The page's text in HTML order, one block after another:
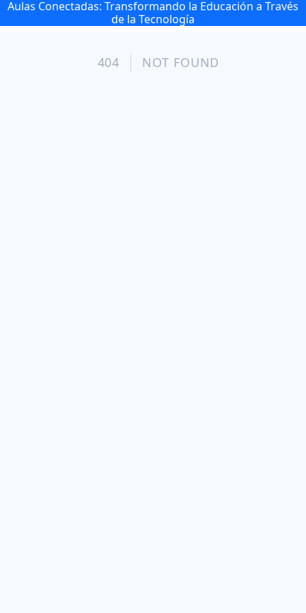
Aulas Conectadas: Transformando la Educación a Través
de la Tecnología